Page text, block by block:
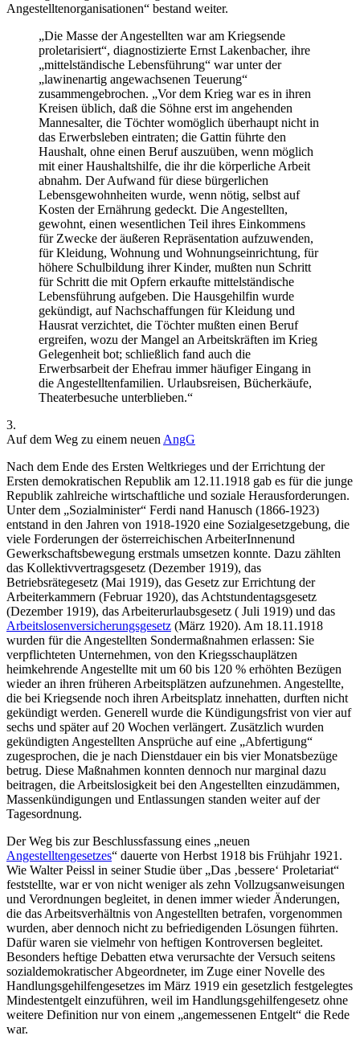
Angestelltenorganisationen“ bestand weiter.
„Die Masse der Angestellten war am Kriegsende
proletarisiert“, diagnostizierte Ernst Lakenbacher, ihre
„mittelständische Lebensführung“ war unter der
„lawinenartig angewachsenen Teuerung“
zusammengebrochen. „Vor dem Krieg war es in ihren
Kreisen üblich, daß die Söhne erst im angehenden
Mannesalter, die Töchter womöglich überhaupt nicht in
das Erwerbsleben eintraten; die Gattin führte den
Haushalt, ohne einen Beruf auszuüben, wenn möglich
mit einer Haushaltshilfe, die ihr die körperliche Arbeit
abnahm. Der Aufwand für diese bürgerlichen
Lebensgewohnheiten wurde, wenn nötig, selbst auf
Kosten der Ernährung gedeckt. Die Angestellten,
gewohnt, einen wesentlichen Teil ihres Einkommens
für Zwecke der äußeren Repräsentation aufzuwenden,
für Kleidung, Wohnung und Wohnungseinrichtung, für
höhere Schulbildung ihrer Kinder, mußten nun Schritt
für Schritt die mit Opfern erkaufte mittelständische
Lebensführung aufgeben. Die Hausgehilfin wurde
gekündigt, auf Nachschaffungen für Kleidung und
Hausrat verzichtet, die Töchter mußten einen Beruf
ergreifen, wozu der Mangel an Arbeitskräften im Krieg
Gelegenheit bot; schließlich fand auch die
Erwerbsarbeit der Ehefrau immer häufiger Eingang in
die Angestelltenfamilien. Urlaubsreisen, Bücherkäufe,
Theaterbesuche unterblieben.“
3.
Auf dem Weg zu einem neuen AngG
Nach dem Ende des Ersten Weltkrieges und der Errichtung der
Ersten demokratischen Republik am 12.11.1918 gab es für die junge
Republik zahlreiche wirtschaftliche und soziale Herausforderungen.
Unter dem „Sozialminister“ Ferdi nand Hanusch (1866-1923)
entstand in den Jahren von 1918-1920 eine Sozialgesetzgebung, die
viele Forderungen der österreichischen ArbeiterInnenund
Gewerkschaftsbewegung erstmals umsetzen konnte. Dazu zählten
das Kollektivvertragsgesetz (Dezember 1919), das
Betriebsrätegesetz (Mai 1919), das Gesetz zur Errichtung der
Arbeiterkammern (Februar 1920), das Achtstundentagsgesetz
(Dezember 1919), das Arbeiterurlaubsgesetz ( Juli 1919) und das
Arbeitslosenversicherungsgesetz (März 1920). Am 18.11.1918
wurden für die Angestellten Sondermaßnahmen erlassen: Sie
verpflichteten Unternehmen, von den Kriegsschauplätzen
heimkehrende Angestellte mit um 60 bis 120 % erhöhten Bezügen
wieder an ihren früheren Arbeitsplätzen aufzunehmen. Angestellte,
die bei Kriegsende noch ihren Arbeitsplatz innehatten, durften nicht
gekündigt werden. Generell wurde die Kündigungsfrist von vier auf
sechs und später auf 20 Wochen verlängert. Zusätzlich wurden
gekündigten Angestellten Ansprüche auf eine „Abfertigung“
zugesprochen, die je nach Dienstdauer ein bis vier Monatsbezüge
betrug. Diese Maßnahmen konnten dennoch nur marginal dazu
beitragen, die Arbeitslosigkeit bei den Angestellten einzudämmen,
Massenkündigungen und Entlassungen standen weiter auf der
Tagesordnung.
Der Weg bis zur Beschlussfassung eines „neuen
Angestelltengesetzes“ dauerte von Herbst 1918 bis Frühjahr 1921.
Wie Walter Peissl in seiner Studie über „Das ‚bessere‘ Proletariat“
feststellte, war er von nicht weniger als zehn Vollzugsanweisungen
und Verordnungen begleitet, in denen immer wieder Änderungen,
die das Arbeitsverhältnis von Angestellten betrafen, vorgenommen
wurden, aber dennoch nicht zu befriedigenden Lösungen führten.
Dafür waren sie vielmehr von heftigen Kontroversen begleitet.
Besonders heftige Debatten etwa verursachte der Versuch seitens
sozialdemokratischer Abgeordneter, im Zuge einer Novelle des
Handlungsgehilfengesetzes im März 1919 ein gesetzlich festgelegtes
Mindestentgelt einzuführen, weil im Handlungsgehilfengesetz ohne
weitere Definition nur von einem „angemessenen Entgelt“ die Rede
war.